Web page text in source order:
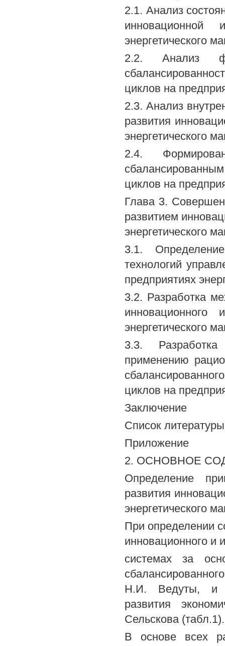
2.1. Анализ
инновационной
энергетического
2.2. Анализ
циклов на
2.3. Анализ
развития
энергетического
2.4.
циклов на
Глава 3.
развитием
энергетического
3.1.
технологий
предприятиях
3.2. Разработка
энергетического
3.3.
применению
циклов на
Заключение
Список литературы
Приложение
2. ОСНОВНОЕ
Определение
развития
энергетического
При определении
инновационного и
системах за
Н.И. Ведуты, и
развития
Сельскова (табл.1).
В основе всех